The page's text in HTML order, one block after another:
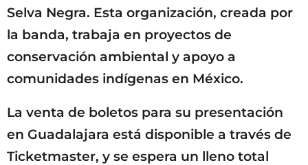
Selva Negra. Esta organización, creada por
la banda, trabaja en proyectos de
conservación ambiental y apoyo a
comunidades indígenas en México.
La venta de boletos para su presentación
en Guadalajara está disponible a través de
Ticketmaster, y se espera un lleno total